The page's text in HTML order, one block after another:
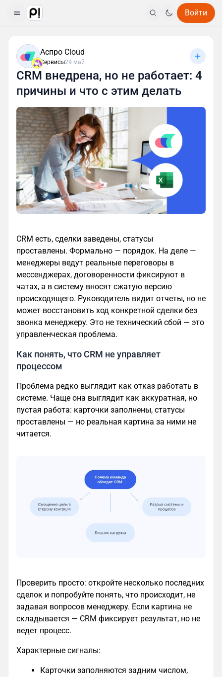
Войти
Аспро Cloud
Сервисы29 май
CRM внедрена, но не работает: 4
причины и что с этим делать
CRM есть, сделки заведены, статусы
проставлены. Формально — порядок. На деле —
менеджеры ведут реальные переговоры в
мессенджерах, договоренности фиксируют в
чатах, а в систему вносят сжатую версию
происходящего. Руководитель видит отчеты, но не
может восстановить ход конкретной сделки без
звонка менеджеру. Это не технический сбой — это
управленческая проблема.
Как понять, что CRM не управляет
процессом
Проблема редко выглядит как отказ работать в
системе. Чаще она выглядит как аккуратная, но
пустая работа: карточки заполнены, статусы
проставлены — но реальная картина за ними не
читается.
Проверить просто: откройте несколько последних
сделок и попробуйте понять, что происходит, не
задавая вопросов менеджеру. Если картина не
складывается — CRM фиксирует результат, но не
ведет процесс.
Характерные сигналы:
Карточки заполняются задним числом,